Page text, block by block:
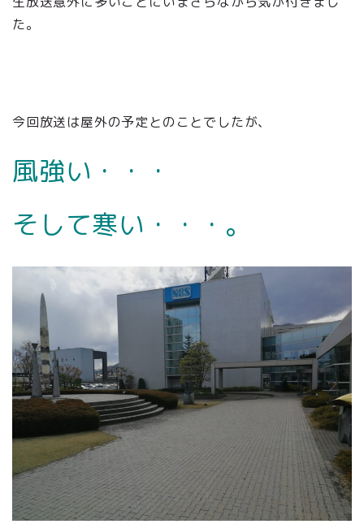
た。
今回放送は屋外の予定とのことでしたが、
風強い・・・
そして寒い・・・。